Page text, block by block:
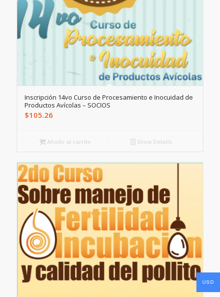
Inscripción 14vo Curso de Procesamiento e Inocuidad de
Productos Avícolas – SOCIOS
$105.26
Añadir al carrito Show Details
USD